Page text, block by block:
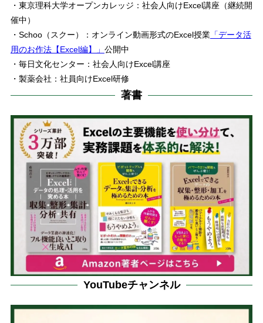
・東京理科大学オープンカレッジ：社会人向けExcel講座（継続開
催中）
・Schoo（スクー）：オンライン動画形式のExcel授業「データ活
用のお作法【Excel編】」 公開中
・毎日文化センター：社会人向けExcel講座
・製薬会社：社員向けExcel研修
著書
YouTubeチャンネル